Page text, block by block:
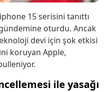
15 serisini tanıttı
gündemine oturdu. Ancak
devi için şok etkisi
koruyan Apple,
ile yasağı